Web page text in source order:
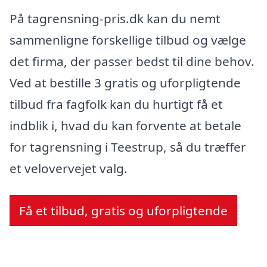
På tagrensning-pris.dk kan du nemt
sammenligne forskellige tilbud og vælge
det firma, der passer bedst til dine behov.
Ved at bestille 3 gratis og uforpligtende
tilbud fra fagfolk kan du hurtigt få et
indblik i, hvad du kan forvente at betale
for tagrensning i Teestrup, så du træffer
et velovervejet valg.
Få et tilbud, gratis og uforpligtende